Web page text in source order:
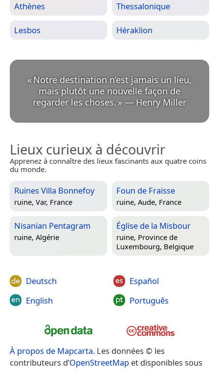
Athènes Thessalonique
Lesbos Héraklion
«Notre destination n’est jamais un lieu,
mais plutôt une nouvelle façon de
regarder les choses. » — Henry Miller
Lieux curieux à découvrir
Apprenez à connaître des lieux fascinants aux quatre coins
du monde.
Ruines Villa Bonnefoy
ruine, Var, France
Foun de Fraïsse
ruine, Aude, France
Nisanian Pentagram
ruine, Algérie
Église de la Misbour
ruine, Province de
Luxembourg, Belgique
Deutsch
English
Español
Português
À propos de Mapcarta. Les données © les
contributeurs d’OpenStreetMap et disponibles sous